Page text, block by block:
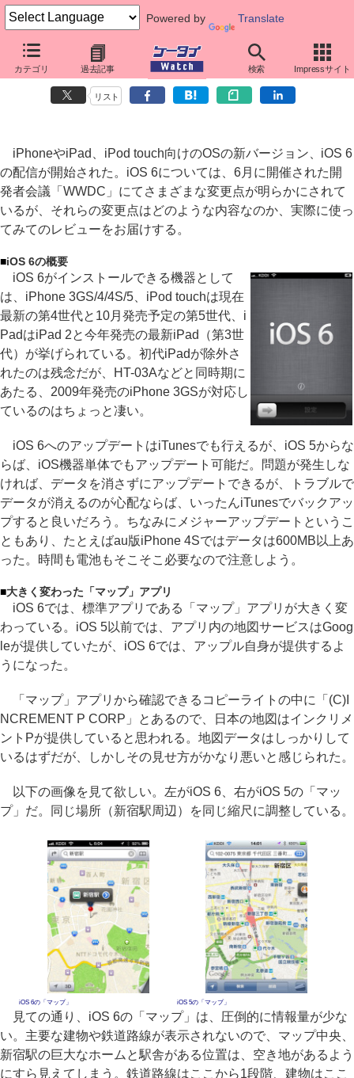
Powered by Translate
カテゴリ 過去記事 検索 Impressサイト
「iOS 6」ファーストインプレッション
地図アプリが大きく変わった最新のiOS
リスト
iPhoneやiPad、iPod touch向けのOSの新バージョン、iOS 6
の配信が開始された。iOS 6については、6月に開催された開
発者会議「WWDC」にてさまざまな変更点が明らかにされて
いるが、それらの変更点はどのような内容なのか、実際に使っ
てみてのレビューをお届けする。
■iOS 6の概要
iOS 6がインストールできる機器として
は、iPhone 3GS/4/4S/5、iPod touchは現在
最新の第4世代と10月発売予定の第5世代、i
PadはiPad 2と今年発売の最新iPad（第3世
代）が挙げられている。初代iPadが除外さ
れたのは残念だが、HT-03Aなどと同時期に
あたる、2009年発売のiPhone 3GSが対応し
ているのはちょっと凄い。
iOS 6へのアップデートはiTunesでも行えるが、iOS 5からな
らば、iOS機器単体でもアップデート可能だ。問題が発生しな
ければ、データを消さずにアップデートできるが、トラブルで
データが消えるのが心配ならば、いったんiTunesでバックアッ
プすると良いだろう。ちなみにメジャーアップデートというこ
ともあり、たとえばau版iPhone 4Sではデータは600MB以上あ
った。時間も電池もそこそこ必要なので注意しよう。
■大きく変わった「マップ」アプリ
iOS 6では、標準アプリである「マップ」アプリが大きく変
わっている。iOS 5以前では、アプリ内の地図サービスはGoog
leが提供していたが、iOS 6では、アップル自身が提供するよ
うになった。
「マップ」アプリから確認できるコピーライトの中に「(C)I
NCREMENT P CORP」とあるので、日本の地図はインクリメ
ントPが提供していると思われる。地図データはしっかりして
いるはずだが、しかしその見せ方がかなり悪いと感じられた。
以下の画像を見て欲しい。左がiOS 6、右がiOS 5の「マッ
プ」だ。同じ場所（新宿駅周辺）を同じ縮尺に調整している。
iOS 6の「マップ」 iOS 5の「マップ」
見ての通り、iOS 6の「マップ」は、圧倒的に情報量が少な
い。主要な建物や鉄道路線が表示されないので、マップ中央、
新宿駅の巨大なホームと駅舎がある位置は、空き地があるよう
にすら見えてしまう。鉄道路線はここから1段階、建物はここ